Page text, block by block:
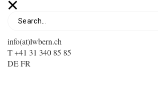
info(at)lwbern.ch
T +41 31 340 85 85
DEFR